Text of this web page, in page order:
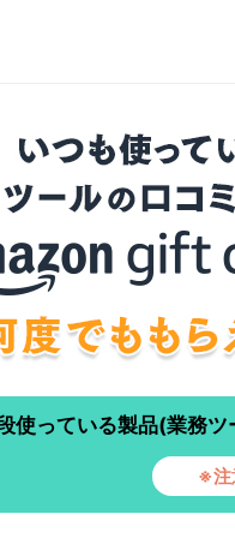
使っている製品(業務ツ
※注